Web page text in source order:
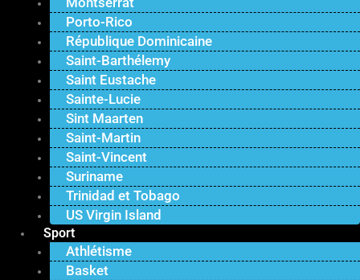
Porto-Rico
République Dominicaine
Saint-Barthélemy
Saint Eustache
Sainte-Lucie
Sint Maarten
Saint-Martin
Saint-Vincent
Suriname
Trinidad et Tobago
US Virgin Island
Sport
Athlétisme
Basket